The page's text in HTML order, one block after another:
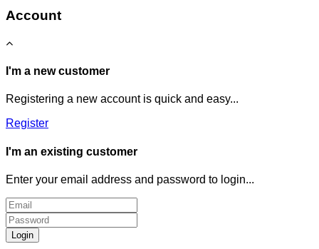
Account
I'm a new customer
Registering a new account is quick and easy...
Register
I'm an existing customer
Enter your email address and password to login...
Login